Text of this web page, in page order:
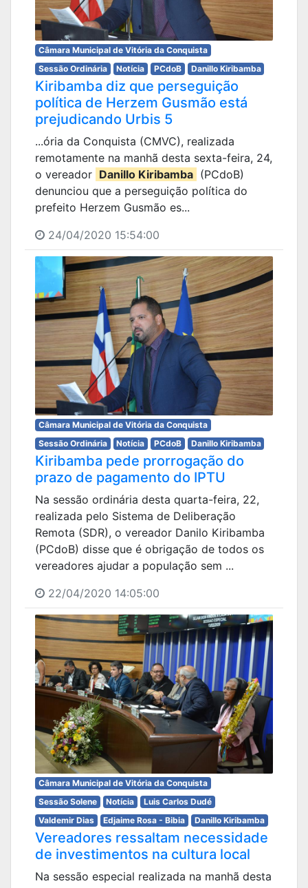
Câmara Municipal de Vitória da Conquista
Sessão Ordinária
Notícia PCdoB Danillo Kiribamba
Kiribamba diz que perseguição
política de Herzem Gusmão está
prejudicando Urbis 5
...ória da Conquista (CMVC), realizada
remotamente na manhã desta sexta-feira, 24,
o vereador Danillo Kiribamba (PCdoB)
denunciou que a perseguição política do
prefeito Herzem Gusmão es...
24/04/2020 15:54:00
Câmara Municipal de Vitória da Conquista
Sessão Ordinária
Notícia PCdoB Danillo Kiribamba
Kiribamba pede prorrogação do
prazo de pagamento do IPTU
Na sessão ordinária desta quarta-feira, 22,
realizada pelo Sistema de Deliberação
Remota (SDR), o vereador Danilo Kiribamba
(PCdoB) disse que é obrigação de todos os
vereadores ajudar a população sem ...
22/04/2020 14:05:00
Câmara Municipal de Vitória da Conquista
Sessão Solene
Notícia
Luis Carlos Dudé
Valdemir Dias
Edjaime Rosa - Bibia Danillo Kiribamba
Vereadores ressaltam necessidade
de investimentos na cultura local
Na sessão especial realizada na manhã desta